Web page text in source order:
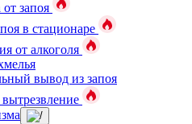
запоя
в стационаре
от алкоголя
вывод из запоя